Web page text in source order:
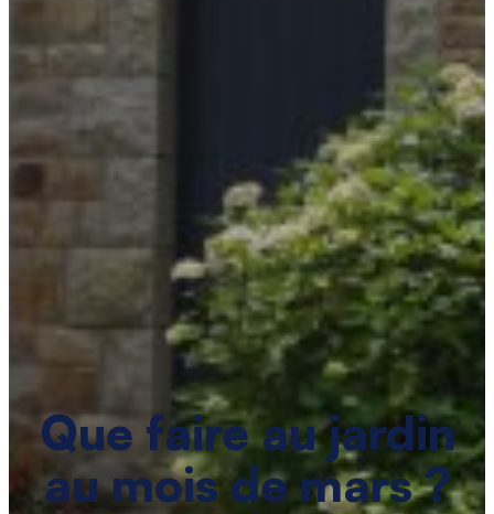
Que faire au jardin
au mois de mars ?